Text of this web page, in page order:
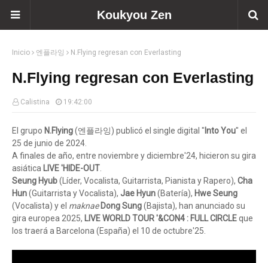
Koukyou Zen
Inicio 엔플라잉 N.Flying regresan con Everlasting
N.Flying regresan con Everlasting
Calistina 19:42:00
El grupo N.Flying(엔플라잉) publicó el single digital " Into You" el
25 de junio de 2024.
A finales de año, entre noviembre y diciembre'24, hicieron su gira
asiática LIVE 'HIDE-OUT
Seung Hyub(Líder, Vocalista, Guitarrista, Pianista y Rapero), Cha
Hun(Guitarrista y Vocalista), Jae Hyun(Batería), Hwe Seung
(Vocalista) y el maknae Dong Sung(Bajista), han anunciado su
gira europea 2025, LIVE WORLD TOUR '&CON4 : FULL CIRCLEque
los traerá a Barcelona (España) el 10 de octubre'25.